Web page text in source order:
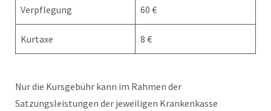
Verpflegung 60 €
Kurtaxe 8 €
Nur die Kursgebühr kann im Rahmen der
Satzungsleistungen der jeweiligen Krankenkasse